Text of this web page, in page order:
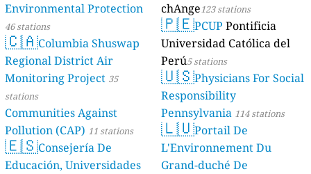
Environmental Protection
46 stations
🇨🇦Columbia Shuswap
Regional District Air
Monitoring Project 35
stations
Communities Against
Pollution (CAP) 11 stations
🇪🇸Consejería De
Educación, Universidades
chAnge123 stations
🇵🇪PCUP Pontificia
Universidad Católica del
Perú5 stations
🇺🇸Physicians For Social
Responsibility
Pennsylvania 114 stations
🇱🇺Portail De
L'Environnement Du
Grand-duché De